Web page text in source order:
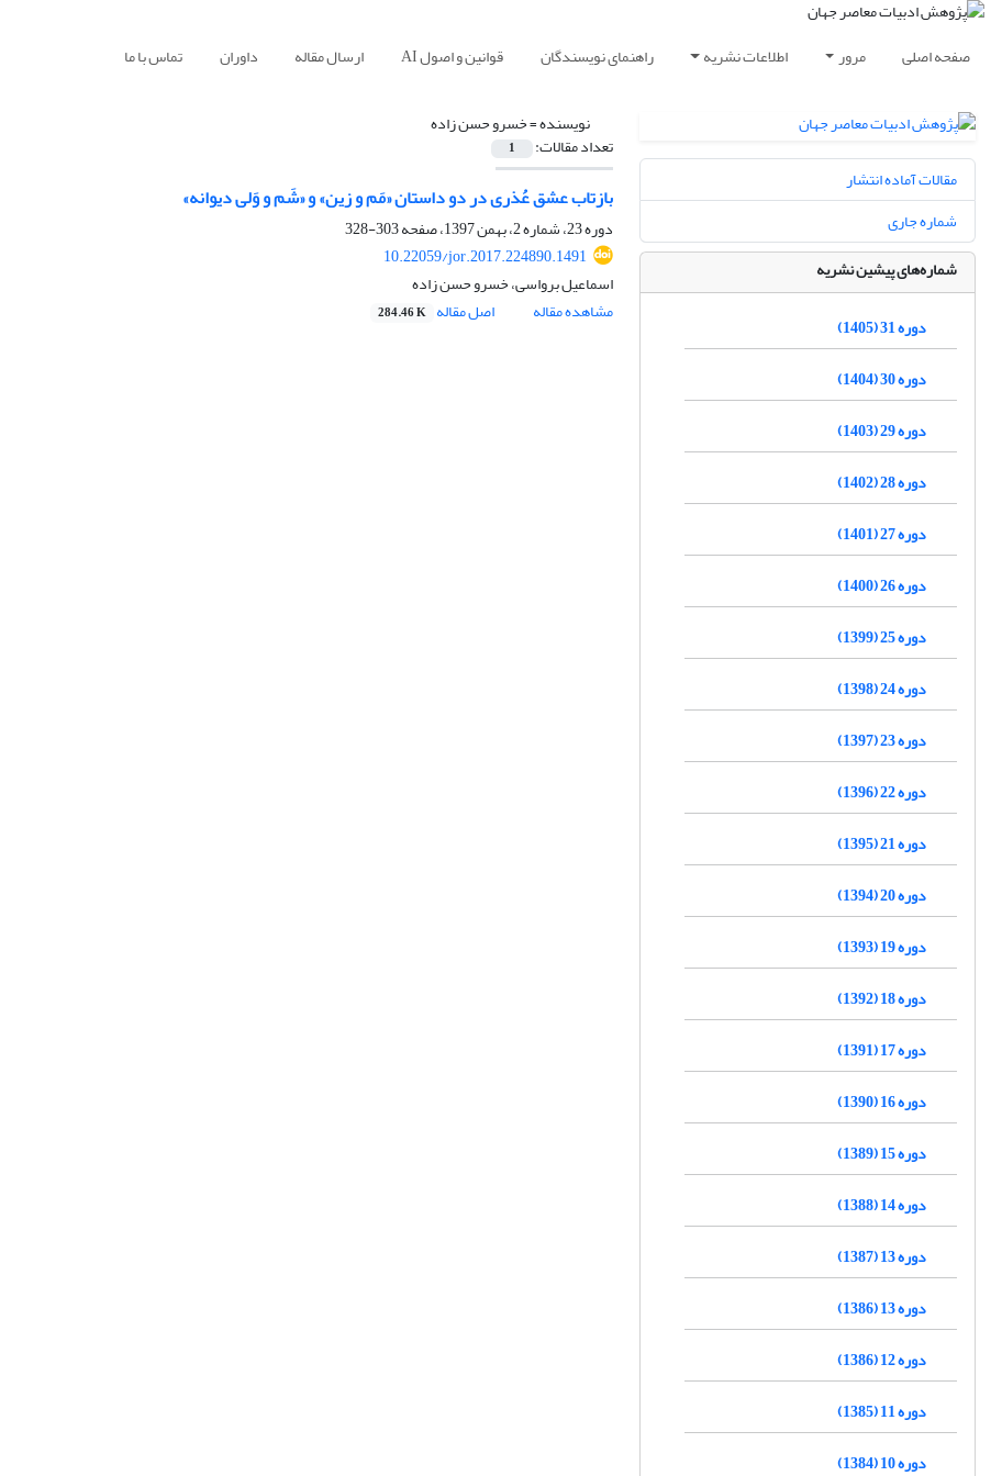
صفحه اصلی مرور اطلاعات نشریه راهنمای نویسندگان قوانین و اصول AI ارسال مقاله داوران تماس با ما
نویسنده =خسرو حسن زاده
تعداد مقالات: 1
بازتاب عشق عُذری در دو داستان «مَم و زین» و «شَم و وَلی دیوانه»
دوره 23، شماره 2، بهمن 1397، صفحه
303-328
10.22059/jor.2017.224890.1491
اسماعیل برواسی، خسرو حسن زاده
مشاهده مقاله
اصل مقاله 284.46 K
مقالات آماده انتشار
شماره جاری
شماره‌های پیشین نشریه
دوره 31 (1405)
دوره 30 (1404)
دوره 29 (1403)
دوره 28 (1402)
دوره 27 (1401)
دوره 26 (1400)
دوره 25 (1399)
دوره 24 (1398)
دوره 23 (1397)
دوره 22 (1396)
دوره 21 (1395)
دوره 20 (1394)
دوره 19 (1393)
دوره 18 (1392)
دوره 17 (1391)
دوره 16 (1390)
دوره 15 (1389)
دوره 14 (1388)
دوره 13 (1387)
دوره 13 (1386)
دوره 12 (1386)
دوره 11 (1385)
دوره 10 (1384)